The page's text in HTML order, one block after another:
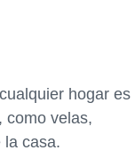
hogar es
como velas,
la casa.